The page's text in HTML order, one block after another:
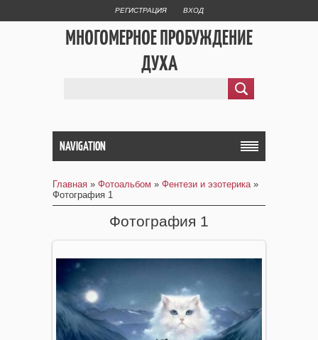
РЕГИСТРАЦИЯ ВХОД
МНОГОМЕРНОЕ ПРОБУЖДЕНИЕ
ДУХА
NAVIGATION
Главная » Фотоальбом » Фентези и эзотерика»
Фотография 1
Фотография 1